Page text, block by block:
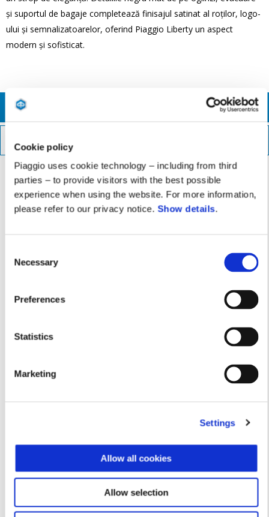
Cookie policy
Piaggio uses cookie technology – including from third
parties – to provide visitors with the best possible
experience when using the website. For more information,
please refer to our privacy notice. Show details.
Selection
Necessary
Preferences
Statistics
Marketing
Settings
Allow all cookies
Allow selection
și suportul de bagaje completează finisajul satinat al roților, logo-
ului și semnalizatoarelor, oferind Piaggio Liberty un aspect
modern și sofisticat.
CONFIGUREAZĂ-ȚI SCUTERUL